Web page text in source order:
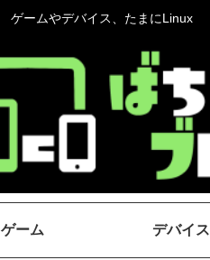
ゲームやデバイス、たまにLinux
ゲーム デバイス